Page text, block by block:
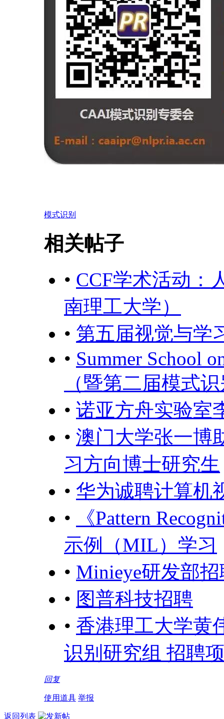
模式识别
相关帖子
• CCF学术活动：
南理工大学）
• 第五届视觉与学
• Summer School
（暨第二届模式
• 诺亚方舟实验室
• 澳门大学张一博
习方向博士研究生
• 华为诚聘计算机
•
《Pattern
示例（MIL）学习
• Minieye研发部
• 图普科技招聘
• 香港理工大学黄
识别研究组 招聘
回复
使用道具 举报
返回列表